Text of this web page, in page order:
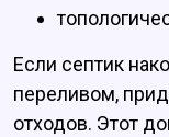
Если септик
переливом,
отходов. Этот